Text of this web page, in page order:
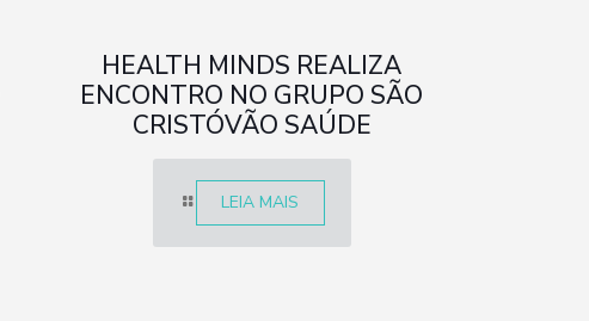
HEALTH MINDS REALIZA
ENCONTRO NO GRUPO SÃO
CRISTÓVÃO SAÚDE
LEIA MAIS